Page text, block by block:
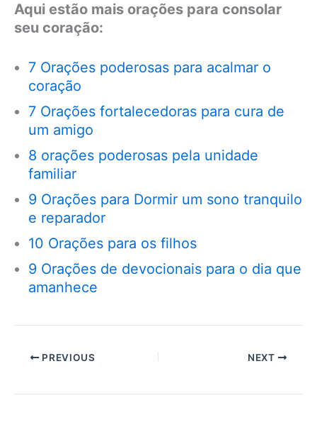
Aqui estão mais orações para consolar
seu coração:
7 Orações poderosas para acalmar o
coração
7 Orações fortalecedoras para cura de
um amigo
8 orações poderosas pela unidade
familiar
9 Orações para Dormir um sono tranquilo
e reparador
10 Orações para os filhos
9 Orações de devocionais para o dia que
amanhece
PREVIOUS NEXT